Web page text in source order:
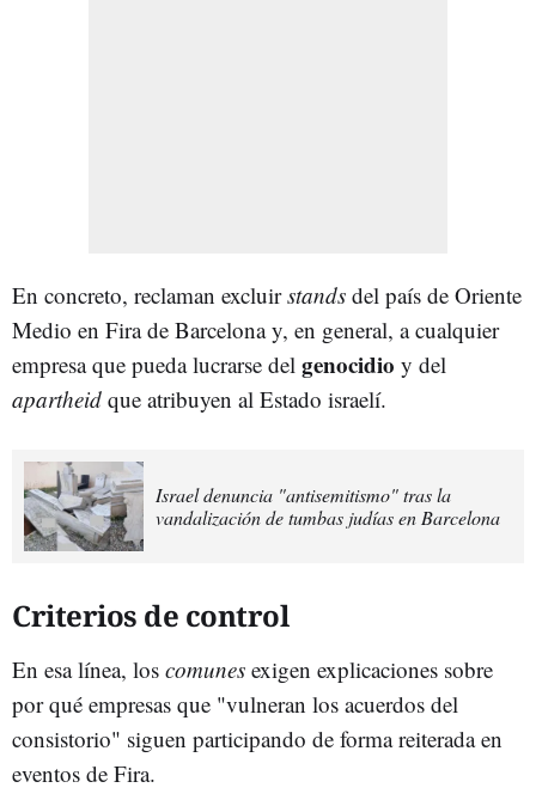
En concreto, reclaman excluirstands del país de Oriente
Medio en Fira de Barcelona y, en general, a cualquier
empresa que pueda lucrarse del genocidio y del
apartheid que atribuyen al Estado israelí.
Israel denuncia "antisemitismo" tras la
vandalización de tumbas judías en Barcelona
Criterios de control
En esa línea, los comunes exigen explicaciones sobre
por qué empresas que "vulneran los acuerdos del
consistorio" siguen participando de forma reiterada en
eventos de Fira.